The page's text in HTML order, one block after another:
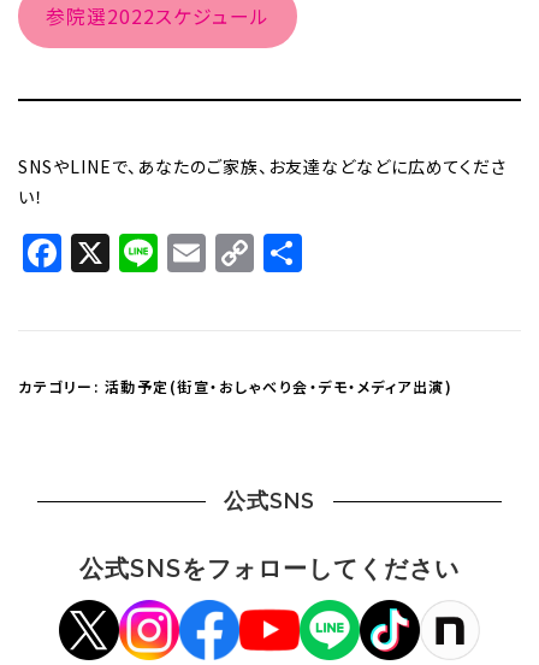
参院選2022スケジュール
SNSやLINEで、あなたのご家族、お友達などなどに広めてくださ
い！
Facebook
X LineEmail
Copy
Link
カテゴリー: 活動予定(街宣・おしゃべり会・デモ・メディア出演)
公式SNS
公式SNSをフォローしてください